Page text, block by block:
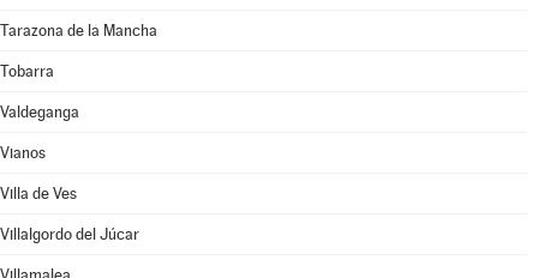
Tarazona de la Mancha
Tobarra
Valdeganga
Vianos
Villa de Ves
Villalgordo del Júcar